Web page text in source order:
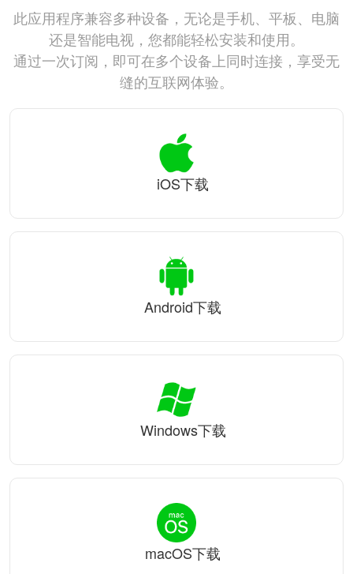
此应用程序兼容多种设备，无论是手机、平板、电脑
还是智能电视，您都能轻松安装和使用。
通过一次订阅，即可在多个设备上同时连接，享受无
缝的互联网体验。
iOS下载
Android下载
Windows下载
macOS下载